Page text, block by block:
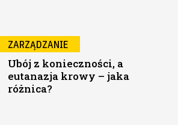
ZARZĄDZANIE
Ubój z konieczności, a
eutanazja krowy – jaka
różnica?